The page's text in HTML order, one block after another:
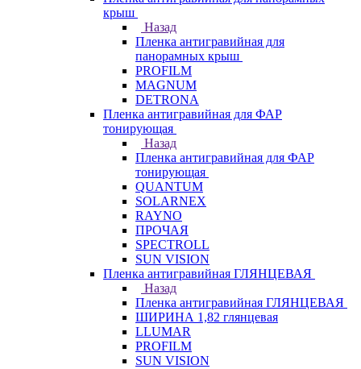
крыш
Назад
Пленка антигравийная для
панорамных крыш
PROFILM
MAGNUM
DETRONA
Пленка антигравийная для ФАР
тонирующая
Назад
Пленка антигравийная для ФАР
тонирующая
QUANTUM
SOLARNEX
RAYNO
ПРОЧАЯ
SPECTROLL
SUN VISION
Пленка антигравийная ГЛЯНЦЕВАЯ
Назад
Пленка антигравийная ГЛЯНЦЕВАЯ
ШИРИНА 1,82 глянцевая
LLUMAR
PROFILM
SUN VISION